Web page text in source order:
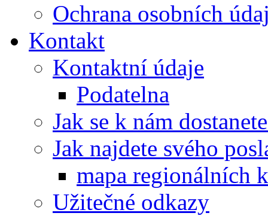
Ochrana osobních
Kontakt
Kontaktní údaje
Podatelna
Jak se k nám
Jak najdete svého
mapa regionálních
Užitečné odkazy